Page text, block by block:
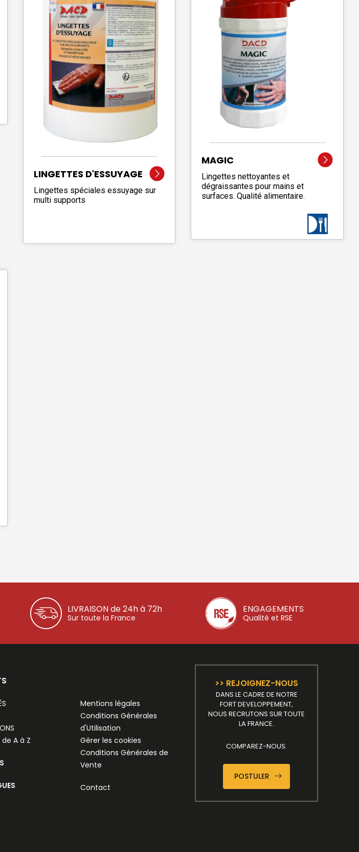
LINGETTES D'ESSUYAGE
Lingettes spéciales essuyage sur
multi supports
MAGIC
Lingettes nettoyantes et
dégraissantes pour mains et
surfaces. Qualité alimentaire.
LIVRAISON de 24h à 72h
Sur toute la France
ENGAGEMENTS
Qualité et RSE
de A à Z
Mentions légales
Conditions Générales
d'Utilisation
Gérer les cookies
Conditions Générales de
Vente
Contact
>> REJOIGNEZ-NOUS
DANS LE CADRE DE NOTRE
FORT DEVELOPPEMENT,
NOUS RECRUTONS SUR TOUTE
LA FRANCE.
COMPAREZ-NOUS.
POSTULER